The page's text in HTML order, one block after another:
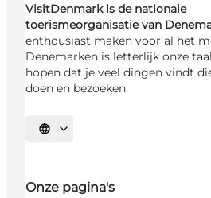
VisitDenmark is de nationale
toerismeorganisatie van
enthousiast maken voor al het
Denemarken is letterlijk onze
hopen dat je veel dingen vindt
doen en bezoeken.
Selecteer taal
Onze pagina's